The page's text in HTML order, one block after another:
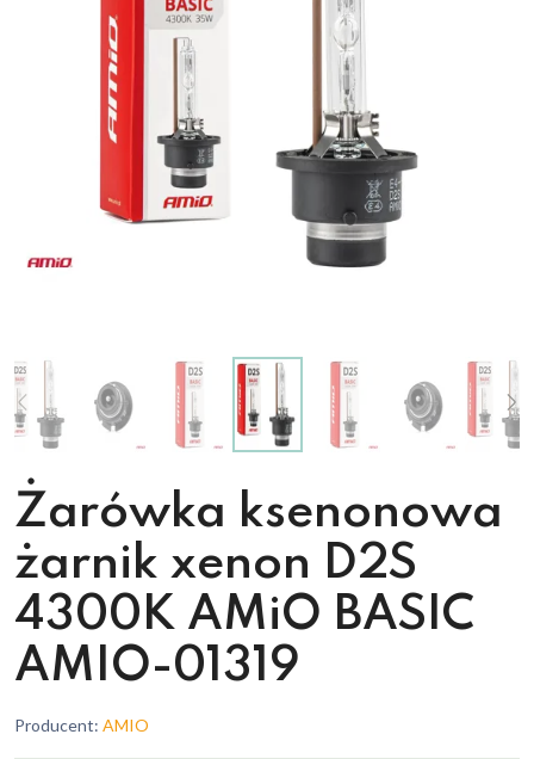
Żarówka ksenonowa
żarnik xenon D2S
4300K AMiO BASIC
AMIO-01319
Producent: AMIO